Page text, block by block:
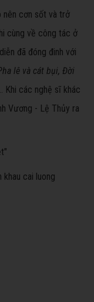
nên cơn sốt và trở
cùng về công tác ở
đã đóng đinh với
lê và cát bụi, Đời
Khi các nghệ sĩ khác
Vương - Lệ Thủy ra